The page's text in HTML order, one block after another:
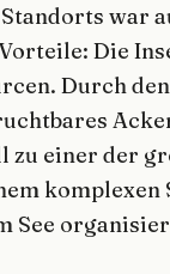
war
Die
Durch
zu einer der
komplexen
See